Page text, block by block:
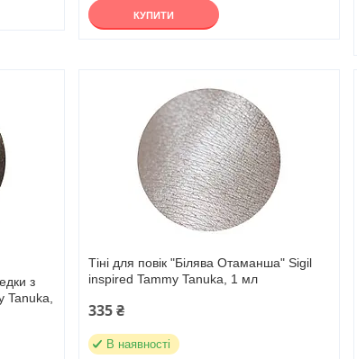
КУПИТИ
з
Tanuka,
Тіні для повік "Білява Отаманша" Sigil
inspired Tammy Tanuka, 1 мл
335 ₴
В наявності